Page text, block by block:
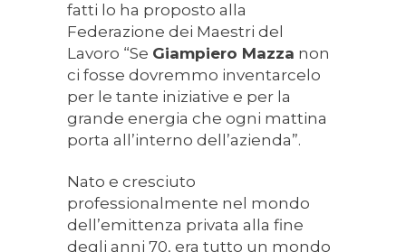
fatti lo ha proposto alla
Federazione dei Maestri del
Lavoro “Se Giampiero Mazza non
ci fosse dovremmo inventarcelo
per le tante iniziative e per la
grande energia che ogni mattina
porta all’interno dell’azienda”.
Nato e cresciuto
professionalmente nel mondo
dell’emittenza privata alla fine
degli anni 70, era tutto un mondo